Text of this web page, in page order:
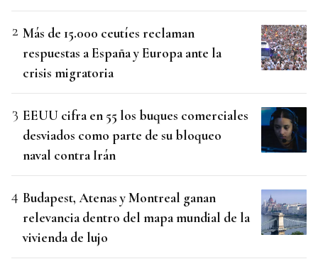
Más de 15.000 ceutíes reclaman
respuestas a España y Europa ante la
crisis migratoria
EEUU cifra en 55 los buques comerciales
desviados como parte de su bloqueo
naval contra Irán
Budapest, Atenas y Montreal ganan
relevancia dentro del mapa mundial de la
vivienda de lujo